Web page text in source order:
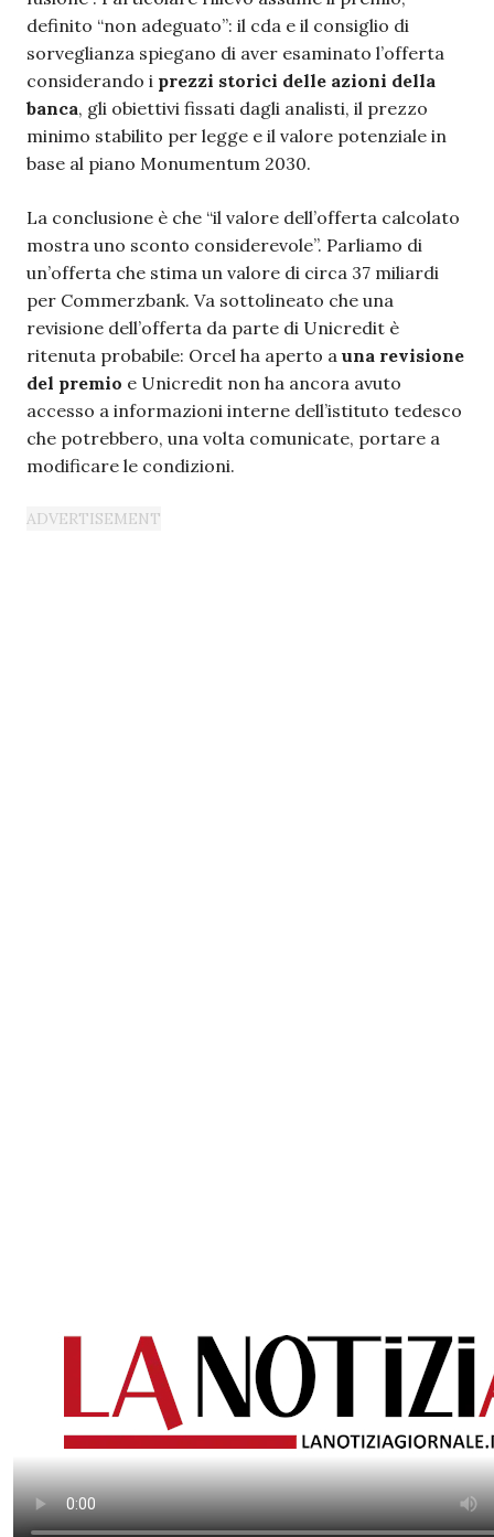
definito “non adeguato”: il cda e il consiglio di
sorveglianza spiegano di aver esaminato l’offerta
considerando i prezzi storici delle azioni della
banca, gli obiettivi fissati dagli analisti, il prezzo
minimo stabilito per legge e il valore potenziale in
base al piano Monumentum 2030.
La conclusione è che “il valore dell’offerta calcolato
mostra uno sconto considerevole”. Parliamo di
un’offerta che stima un valore di circa 37 miliardi
per Commerzbank. Va sottolineato che una
revisione dell’offerta da parte di Unicredit è
ritenuta probabile: Orcel ha aperto a una revisione
del premio e Unicredit non ha ancora avuto
accesso a informazioni interne dell’istituto tedesco
che potrebbero, una volta comunicate, portare a
modificare le condizioni.